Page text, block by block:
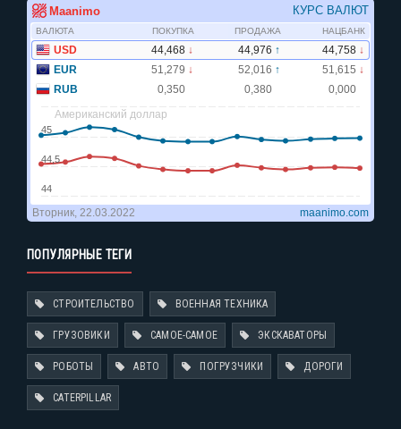
ПОПУЛЯРНЫЕ ТЕГИ
СТРОИТЕЛЬСТВО ВОЕННАЯ ТЕХНИКА
ГРУЗОВИКИ САМОЕ-САМОЕ ЭКСКАВАТОРЫ
РОБОТЫ АВТО ПОГРУЗЧИКИ ДОРОГИ
CATERPILLAR